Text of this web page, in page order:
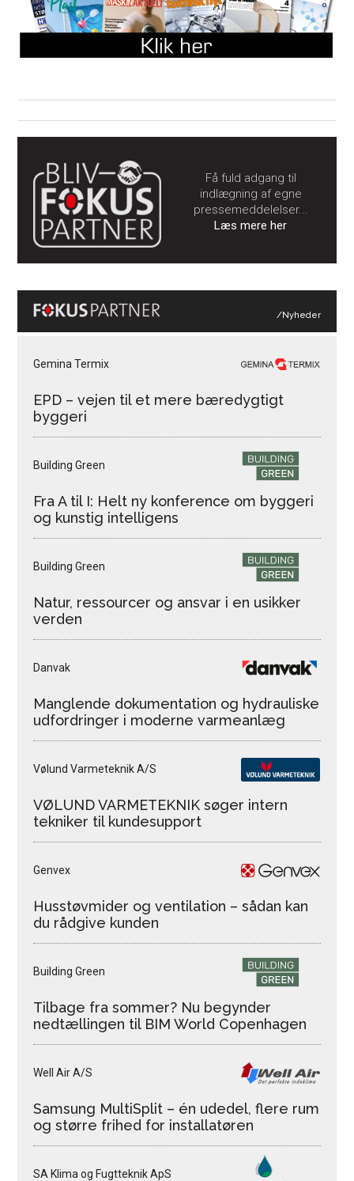
Få fuld adgang til
indlægning af egne
pressemeddelelser...
Læs mere her
/Nyheder
Gemina Termix
EPD – vejen til et mere bæredygtigt
byggeri
Building Green
Fra A til I: Helt ny konference om byggeri
og kunstig intelligens
Building Green
Natur, ressourcer og ansvar i en usikker
verden
Danvak
Manglende dokumentation og hydrauliske
udfordringer i moderne varmeanlæg
Vølund Varmeteknik A/S
VØLUND VARMETEKNIK søger intern
tekniker til kundesupport
Genvex
Husstøvmider og ventilation – sådan kan
du rådgive kunden
Building Green
Tilbage fra sommer? Nu begynder
nedtællingen til BIM World Copenhagen
Well Air A/S
Samsung MultiSplit – én udedel, flere rum
og større frihed for installatøren
SA Klima og Fugtteknik ApS